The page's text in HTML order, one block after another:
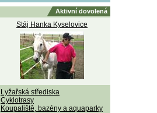
Aktivní dovolená
Stáj Hanka Kyselovice
Lyžařská střediska
Cyklotrasy
Koupaliště, bazény a aquaparky